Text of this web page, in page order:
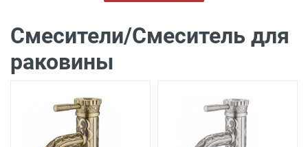
Смесители/Смеситель для
раковины